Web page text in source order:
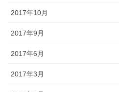
2017年10月
2017年9月
2017年6月
2017年3月